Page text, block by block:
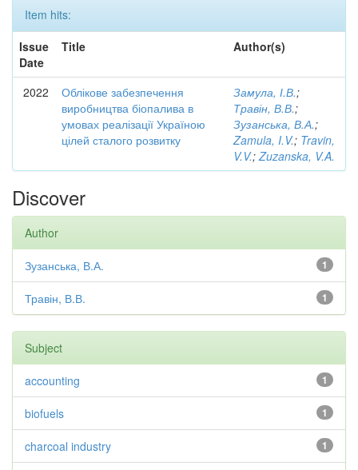
Item hits:
Issue
Date
Title Author(s)
2022
Облікове забезпечення
виробництва біопалива в
умовах реалізації Україною
цілей сталого розвитку
Замула, І.В.;
Травін, В.В.;
Зузанська, В.А.;
Zamula, I.V.; Travin,
V.V.;Zuzanska, V.A.
Discover
Author
1
Зузанська, В.А.
1
Травін, В.В.
Subject
1
accounting
1
biofuels
1
charcoal industry